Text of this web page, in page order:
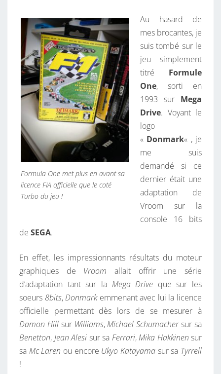
Formula One met plus en avant sa
licence FIA officielle que le coté
Turbo du jeu !
Au hasard de
mes brocantes, je
suis tombé sur le
jeu simplement
titré Formule
One, sorti en
1993 sur Mega
Drive. Voyant le
logo
« Donmark« , je
me suis
demandé si ce
dernier était une
adaptation de
Vroom sur la
console 16 bits
de SEGA.
En effet, les impressionnants résultats du moteur
graphiques de Vroom allait offrir une série
d’adaptation tant sur la Mega Drive que sur les
soeurs 8bits,Donmarkemmenant avec lui la licence
officielle permettant dès lors de se mesurer à
Damon Hillsur Williams,Michael Schumachersur sa
Benetton, Jean Alesi sur sa Ferrari,Mika Hakkinen sur
sa Mc Laren ou encore Ukyo Katayama sur sa Tyrrell
!